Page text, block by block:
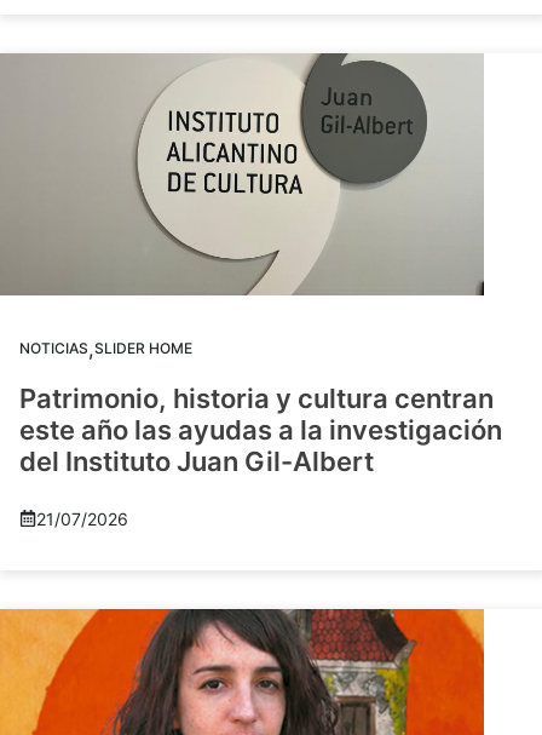
NOTICIAS,SLIDER HOME
Patrimonio, historia y cultura centran
este año las ayudas a la investigación
del Instituto Juan Gil-Albert
21/07/2026